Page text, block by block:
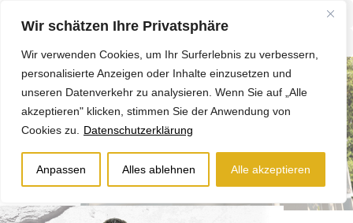
Wir schätzen Ihre Privatsphäre
Wir verwenden Cookies, um Ihr Surferlebnis zu verbessern,
personalisierte Anzeigen oder Inhalte einzusetzen und
unseren Datenverkehr zu analysieren. Wenn Sie auf „Alle
akzeptieren" klicken, stimmen Sie der Anwendung von
Cookies zu.
Datenschutzerklärung
Anpassen Alles ablehnen Alle akzeptieren